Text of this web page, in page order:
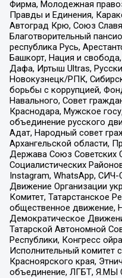
Фирма, Молодежная
Правды и Единения,
Автоград Крю, Союз
Благотворительный
республика Русь,
Башкорт, Нация и
Дафа, Иртыш Ultras,
Новокузнецк/РПК,
борьбы с коррупцией,
Навального, Совет
Краснодара, Мужское
объединение русского
Адат, Народный совет
Архангельской области,
Держава Союз Советских
Социалистических
Instagram, WhatsApp,
Движение Организации
Комитет, Татарстанское
общественное движение,
Демократическое
Татарской Автономной
Республики, Конгресс
Исполнительный комитет
Красноярского края,
объединение, ЛГБТ, Я.МЫ